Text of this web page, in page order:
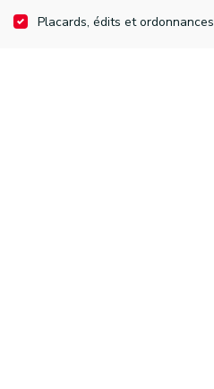
Placards, édits et ordonnances